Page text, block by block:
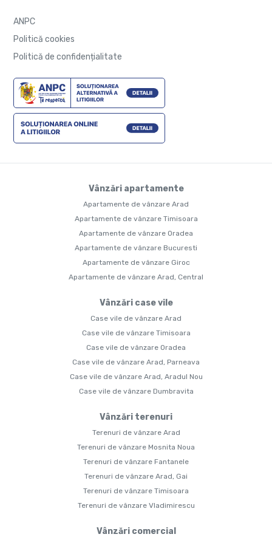
ANPC
Politică cookies
Politică de confidențialitate
Vânzări apartamente
Apartamente de vânzare Arad
Apartamente de vânzare Timisoara
Apartamente de vânzare Oradea
Apartamente de vânzare Bucuresti
Apartamente de vânzare Giroc
Apartamente de vânzare Arad, Central
Vânzări case vile
Case vile de vânzare Arad
Case vile de vânzare Timisoara
Case vile de vânzare Oradea
Case vile de vânzare Arad, Parneava
Case vile de vânzare Arad, Aradul Nou
Case vile de vânzare Dumbravita
Vânzări terenuri
Terenuri de vânzare Arad
Terenuri de vânzare Mosnita Noua
Terenuri de vânzare Fantanele
Terenuri de vânzare Arad, Gai
Terenuri de vânzare Timisoara
Terenuri de vânzare Vladimirescu
Vânzări comercial